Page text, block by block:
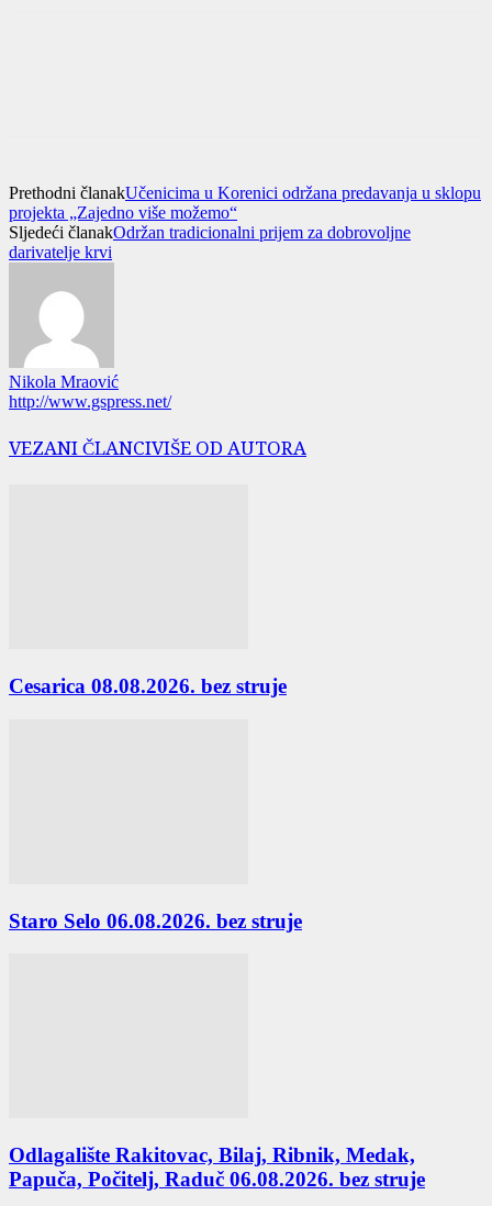
Prethodni članakUčenicima u Korenici održana predavanja u sklopu
projekta „Zajedno više možemo“
Sljedeći članakOdržan tradicionalni prijem za dobrovoljne
darivatelje krvi
Nikola Mraović
http://www.gspress.net/
VEZANI ČLANCIVIŠE OD AUTORA
Cesarica 08.08.2026. bez struje
Staro Selo 06.08.2026. bez struje
Odlagalište Rakitovac, Bilaj, Ribnik, Medak,
Papuča, Počitelj, Raduč 06.08.2026. bez struje